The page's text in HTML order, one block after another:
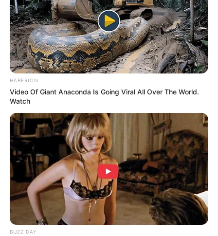
Itulah ulasan tentang olahraga renang. Semoga bermanfaat.
TAGS OLAHRAGA RENANG STORY
HABERION
Video Of Giant Anaconda Is Going Viral All Over The World.
Watch
BUZZ DAY